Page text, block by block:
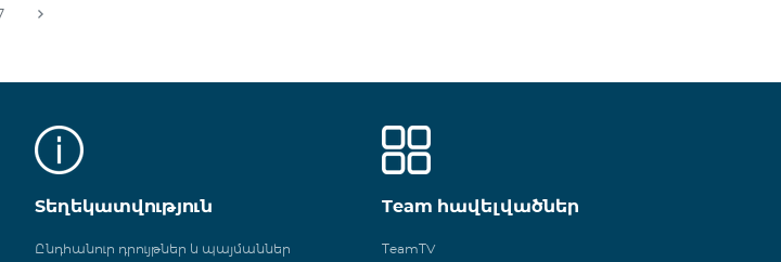
Տեղեկատվություն
Ընդհանուր դրույթներ և պայմաններ
Team հավելվածներ
TeamTV